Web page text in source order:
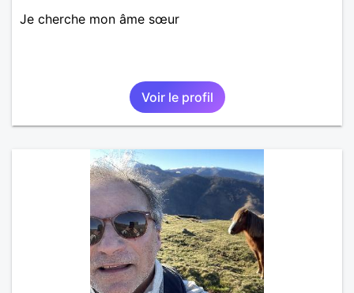
Je cherche mon âme sœur
Voir le profil